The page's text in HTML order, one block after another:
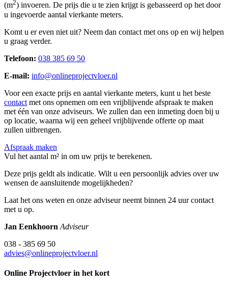
(m2) invoeren. De prijs die u te zien krijgt is gebasseerd op het door
u ingevoerde aantal vierkante meters.
Komt u er even niet uit? Neem dan contact met ons op en wij helpen
u graag verder.
Telefoon: 038 385 69 50
E-mail: info@onlineprojectvloer.nl
Voor een exacte prijs en aantal vierkante meters, kunt u het beste
contact met ons opnemen om een vrijblijvende afspraak te maken
met één van onze adviseurs. We zullen dan een inmeting doen bij u
op locatie, waarna wij een geheel vrijblijvende offerte op maat
zullen uitbrengen.
Afspraak maken
Vul het aantal m² in om uw prijs te berekenen.
Deze prijs geldt als indicatie. Wilt u een persoonlijk advies over uw
wensen de aansluitende mogelijkheden?
Laat het ons weten en onze adviseur neemt binnen 24 uur contact
met u op.
Jan Eenkhoorn Adviseur
038 - 385 69 50
advies@onlineprojectvloer.nl
Online Projectvloer in het kort